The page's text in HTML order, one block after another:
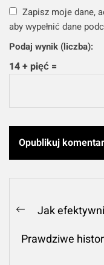
Zapisz moje dane,
aby wypełnić dane
Podaj wynik (liczba):
14 + pięć =
Nawigacja
Previous
post:
Jak
Prawdziwe